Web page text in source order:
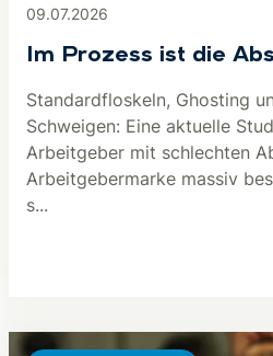
09.07.2026
Im Prozess ist die
Standardfloskeln, Ghosting
Schweigen: Eine aktuelle
Arbeitgeber mit schlechten
Arbeitgebermarke massiv
s...